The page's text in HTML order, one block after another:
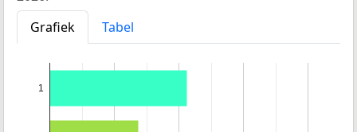
Grafiek
Tabel
1